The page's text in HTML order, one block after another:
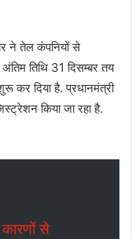
ने तेल कंपनियों से
तिथि 31 दिसम्बर तय
कर दिया है. प्रधानमंत्री
किया जा रहा है.
से